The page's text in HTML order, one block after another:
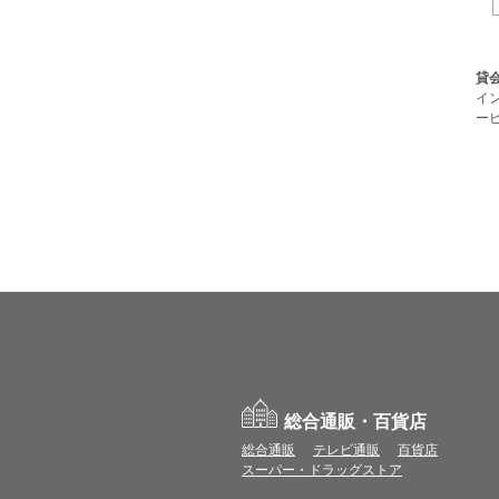
貸
イ
ー
総合通販・百貨店
総合通販 テレビ通販
百貨店
スーパー・ドラッグストア